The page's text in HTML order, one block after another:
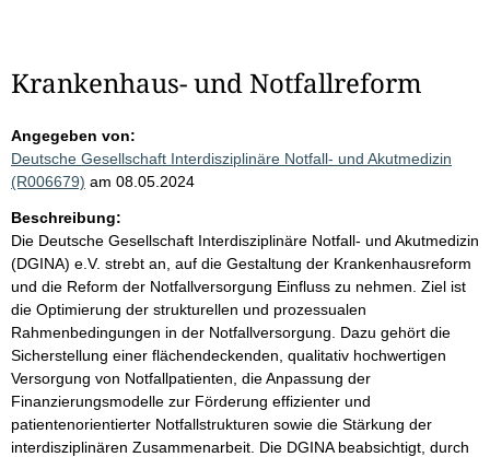
Krankenhaus- und Notfallreform
Angegeben von:
Deutsche Gesellschaft Interdisziplinäre Notfall- und Akutmedizin
(R006679) am 08.05.2024
Beschreibung:
Die Deutsche Gesellschaft Interdisziplinäre Notfall- und Akutmedizin
(DGINA) e.V. strebt an, auf die Gestaltung der Krankenhausreform
und die Reform der Notfallversorgung Einfluss zu nehmen. Ziel ist
die Optimierung der strukturellen und prozessualen
Rahmenbedingungen in der Notfallversorgung. Dazu gehört die
Sicherstellung einer flächendeckenden, qualitativ hochwertigen
Versorgung von Notfallpatienten, die Anpassung der
Finanzierungsmodelle zur Förderung effizienter und
patientenorientierter Notfallstrukturen sowie die Stärkung der
interdisziplinären Zusammenarbeit. Die DGINA beabsichtigt, durch